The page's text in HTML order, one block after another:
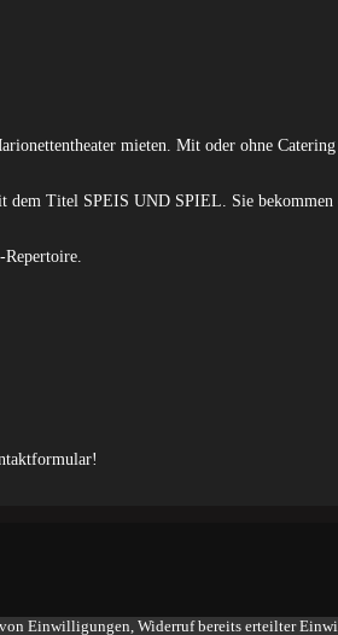
mieten. Mit oder ohne
Titel SPEIS UND SPIEL. Sie bekommen
Einwilligungen, Widerruf bereits erteilter